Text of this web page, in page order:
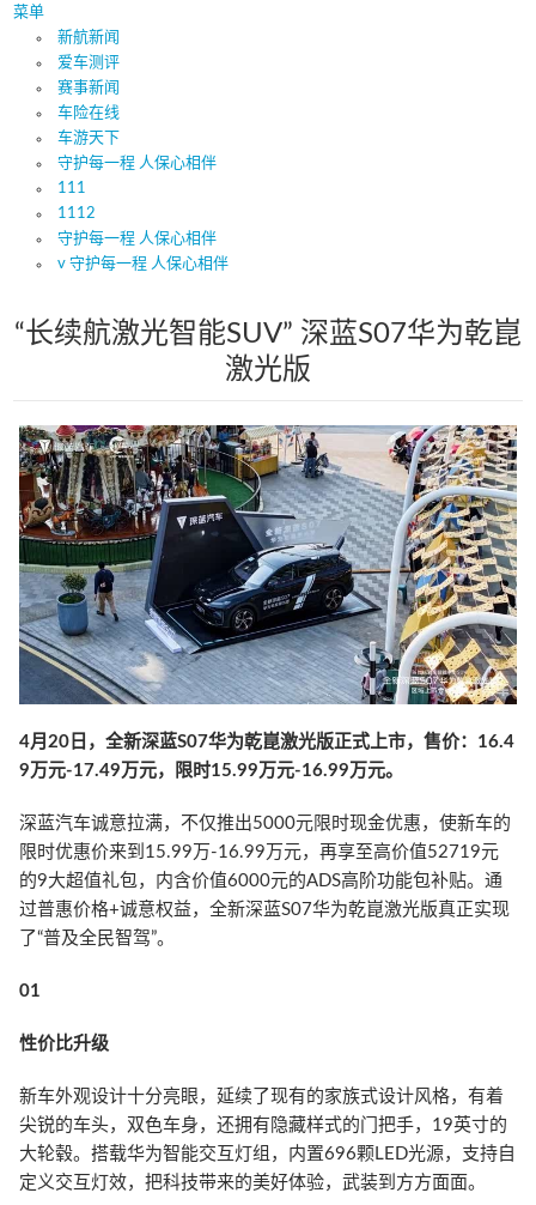
菜单
新航新闻
爱车测评
赛事新闻
车险在线
车游天下
守护每一程 人保心相伴
111
1112
守护每一程 人保心相伴
v 守护每一程 人保心相伴
“长续航激光智能SUV” 深蓝S07华为乾崑
激光版
4月20日，全新深蓝S07华为乾崑激光版正式上市，售价：16.4
9万元-17.49万元，限时15.99万元-16.99万元。
深蓝汽车诚意拉满，不仅推出5000元限时现金优惠，使新车的
限时优惠价来到15.99万-16.99万元，再享至高价值52719元
的9大超值礼包，内含价值6000元的ADS高阶功能包补贴。通
过普惠价格+诚意权益，全新深蓝S07华为乾崑激光版真正实现
了“普及全民智驾”。
01
性价比升级
新车外观设计十分亮眼，延续了现有的家族式设计风格，有着
尖锐的车头，双色车身，还拥有隐藏样式的门把手，19英寸的
大轮毂。搭载华为智能交互灯组，内置696颗LED光源，支持自
定义交互灯效，把科技带来的美好体验，武装到方方面面。